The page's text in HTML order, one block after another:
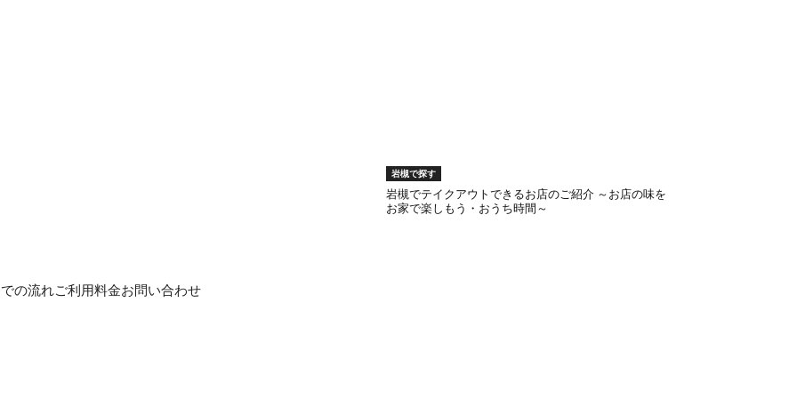
の流れご利用料金お問い合わせ
岩槻で探す
岩槻でテイクアウトできるお店のご紹介 ～お店の味を
お家で楽しもう・おうち時間～